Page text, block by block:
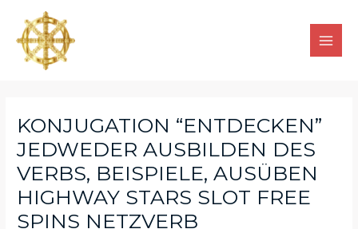
KONJUGATION “ENTDECKEN”
JEDWEDER AUSBILDEN DES
VERBS, BEISPIELE, AUSÜBEN
HIGHWAY STARS SLOT FREE
SPINS NETZVERB